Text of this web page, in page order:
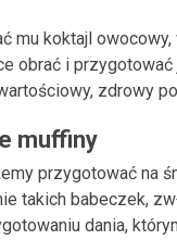
mu koktajl
obrać i
zdrowy
muffiny
przygotować na
takich babeczek,
dania,